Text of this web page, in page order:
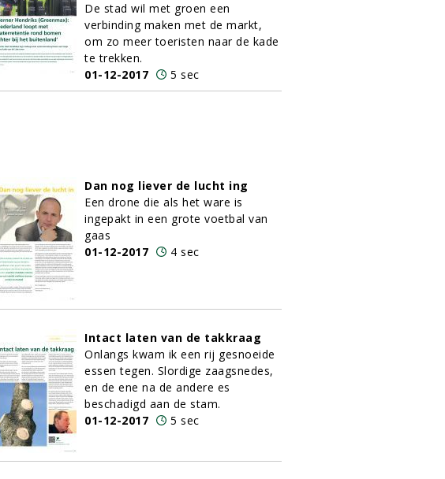
De stad wil met groen een
verbinding maken met de markt,
om zo meer toeristen naar de kade
te trekken.
01-12-2017
5 sec
Dan nog liever de lucht ing
Een drone die als het ware is
ingepakt in een grote voetbal van
gaas
01-12-2017
4 sec
Intact laten van de takkraag
Onlangs kwam ik een rij gesnoeide
essen tegen. Slordige zaagsnedes,
en de ene na de andere es
beschadigd aan de stam.
01-12-2017
5 sec